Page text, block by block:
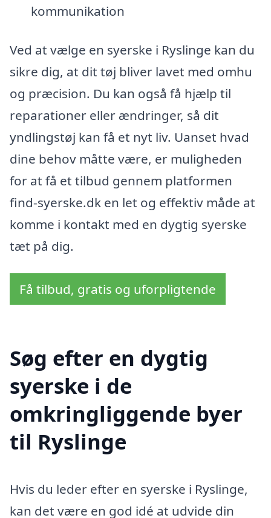
kommunikation
Ved at vælge en syerske i Ryslinge kan du
sikre dig, at dit tøj bliver lavet med omhu
og præcision. Du kan også få hjælp til
reparationer eller ændringer, så dit
yndlingstøj kan få et nyt liv. Uanset hvad
dine behov måtte være, er muligheden
for at få et tilbud gennem platformen
find-syerske.dk en let og effektiv måde at
komme i kontakt med en dygtig syerske
tæt på dig.
Få tilbud, gratis og uforpligtende
Søg efter en dygtig
syerske i de
omkringliggende byer
til Ryslinge
Hvis du leder efter en syerske i Ryslinge,
kan det være en god idé at udvide din